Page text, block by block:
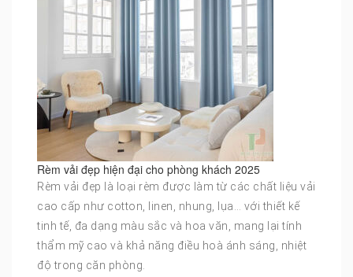
Rèm vải đẹp hiện đại cho phòng khách 2025
Rèm vải đẹp là loại rèm được làm từ các chất liệu vải
cao cấp như cotton, linen, nhung, lụa… với thiết kế
tinh tế, đa dạng màu sắc và hoa văn, mang lại tính
thẩm mỹ cao và khả năng điều hoà ánh sáng, nhiệt
độ trong căn phòng.